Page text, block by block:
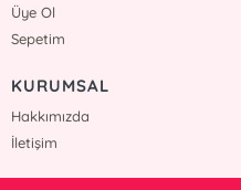
Üye Ol
Sepetim
KURUMSAL
Hakkımızda
İletişim